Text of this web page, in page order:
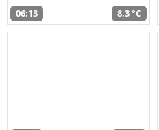
06:13 8,3 °C